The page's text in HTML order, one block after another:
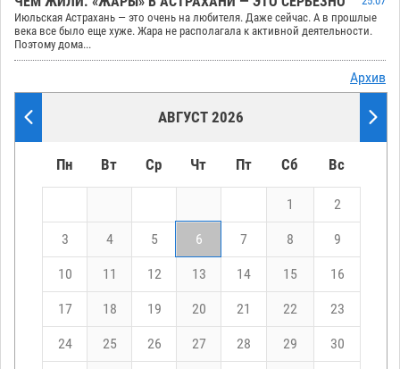
Июльская Астрахань — это очень на любителя. Даже сейчас. А в прошлые
века все было еще хуже. Жара не располагала к активной деятельности.
Поэтому дома...
Архив
АВГУСТ 2026
Пн Вт Ср Чт Пт Сб Вс
1 2
3 4 5 6 7 8 9
10 11 12 13 14 15 16
17 18 19 20 21 22 23
24 25 26 27 28 29 30